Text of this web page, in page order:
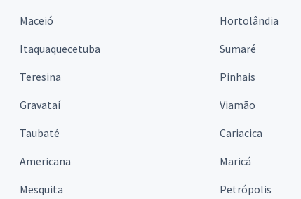
Maceió Hortolândia
Itaquaquecetuba Sumaré
Teresina Pinhais
Gravataí Viamão
Taubaté Cariacica
Americana Maricá
Mesquita Petrópolis